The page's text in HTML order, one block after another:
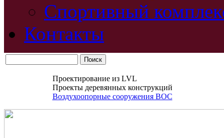
Спортивный
Контакты
Проектирование из LVL
Проекты деревянных конструкций
Воздухоопорные сооружения ВОС